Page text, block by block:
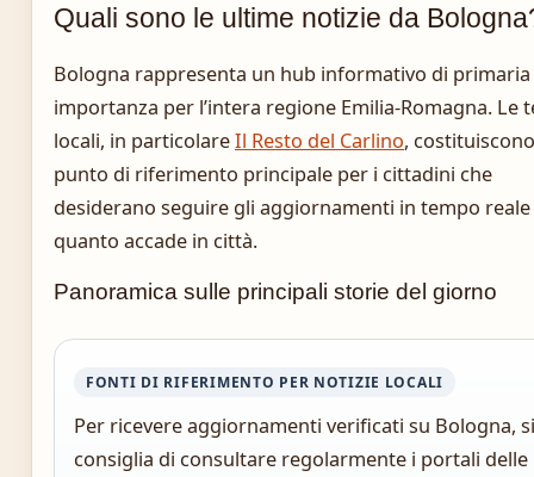
Quali sono le ultime notizie da
Bologna rappresenta un hub informativo di primaria
importanza per l’intera regione Emilia-Romagna. Le
locali, in particolareIl Resto del Carlino,
punto di riferimento principale per i cittadini che
desiderano seguire gli aggiornamenti in tempo reale
quanto accade in città.
Panoramica sulle principali storie del giorno
FONTI DI RIFERIMENTO PER NOTIZIE LOCALI
Per ricevere aggiornamenti verificati su Bologna, si
consiglia di consultare regolarmente i portali delle